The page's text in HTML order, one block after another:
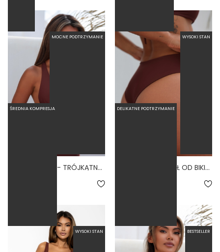
MOCNE PODTRZYMANIE
LINDA CHOCO - TRÓJKĄTNA GÓRA OD BIKINI NA DUŻY BIUST BRĄZOWY
WYSOKI STAN
LINKI CHOCO - DÓŁ OD BIKINI WYSOKI STAN BRAZYLIANY BRĄZOWY
ŚREDNIA KOMPRESJA
WYSOKI STAN
DELIKATNE PODTRZYMANIE
BESTSELLER